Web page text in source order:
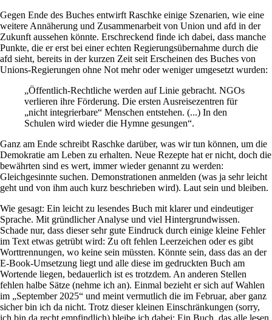
Gegen Ende des Buches entwirft Raschke einige Szenarien, wie eine
weitere Annäherung und Zusammenarbeit von Union und afd in der
Zukunft aussehen könnte. Erschreckend finde ich dabei, dass manche
Punkte, die er erst bei einer echten Regierungsübernahme durch die
afd sieht, bereits in der kurzen Zeit seit Erscheinen des Buches von
Unions-Regierungen ohne Not mehr oder weniger umgesetzt wurden:
„Öffentlich-Rechtliche werden auf Linie gebracht. NGOs
verlieren ihre Förderung. Die ersten Ausreisezentren für
„nicht integrierbare“ Menschen entstehen. (...) In den
Schulen wird wieder die Hymne gesungen“.
Ganz am Ende schreibt Raschke darüber, was wir tun können, um die
Demokratie am Leben zu erhalten. Neue Rezepte hat er nicht, doch die
bewährten sind es wert, immer wieder genannt zu werden:
Gleichgesinnte suchen. Demonstrationen anmelden (was ja sehr leicht
geht und von ihm auch kurz beschrieben wird). Laut sein und bleiben.
Wie gesagt: Ein leicht zu lesendes Buch mit klarer und eindeutiger
Sprache. Mit gründlicher Analyse und viel Hintergrundwissen.
Schade nur, dass dieser sehr gute Eindruck durch einige kleine Fehler
im Text etwas getrübt wird: Zu oft fehlen Leerzeichen oder es gibt
Worttrennungen, wo keine sein müssten. Könnte sein, dass das an der
E-Book-Umsetzung liegt und alle diese im gedruckten Buch am
Wortende liegen, bedauerlich ist es trotzdem. An anderen Stellen
fehlen halbe Sätze (nehme ich an). Einmal bezieht er sich auf Wahlen
im „September 2025“ und meint vermutlich die im Februar, aber ganz
sicher bin ich da nicht. Trotz dieser kleinen Einschränkungen (sorry,
ich bin da recht empfindlich) bleibe ich dabei: Ein Buch, das alle lesen